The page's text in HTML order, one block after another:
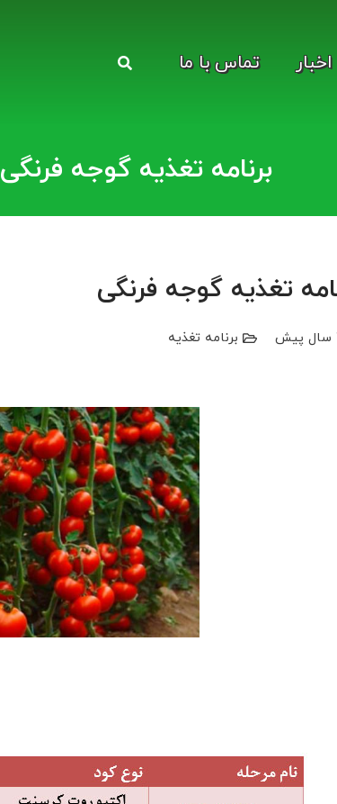
اخبار تماس با ما
برنامه تغذیه گوجه فرنگی
تغذیه گوجه فرنگی
برنامه تغذیه